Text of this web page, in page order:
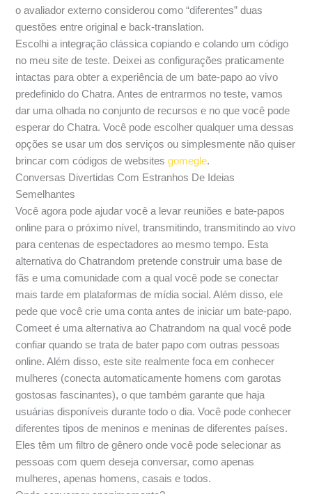
o avaliador externo considerou como “diferentes” duas
questões entre original e back-translation.
Escolhi a integração clássica copiando e colando um código
no meu site de teste. Deixei as configurações praticamente
intactas para obter a experiência de um bate-papo ao vivo
predefinido do Chatra. Antes de entrarmos no teste, vamos
dar uma olhada no conjunto de recursos e no que você pode
esperar do Chatra. Você pode escolher qualquer uma dessas
opções se usar um dos serviços ou simplesmente não quiser
brincar com códigos de websitesgomegle.
Conversas Divertidas Com Estranhos De Ideias
Semelhantes
Você agora pode ajudar você a levar reuniões e bate-papos
online para o próximo nível, transmitindo, transmitindo ao vivo
para centenas de espectadores ao mesmo tempo. Esta
alternativa do Chatrandom pretende construir uma base de
fãs e uma comunidade com a qual você pode se conectar
mais tarde em plataformas de mídia social. Além disso, ele
pede que você crie uma conta antes de iniciar um bate-papo.
Comeet é uma alternativa ao Chatrandom na qual você pode
confiar quando se trata de bater papo com outras pessoas
online. Além disso, este site realmente foca em conhecer
mulheres (conecta automaticamente homens com garotas
gostosas fascinantes), o que também garante que haja
usuárias disponíveis durante todo o dia. Você pode conhecer
diferentes tipos de meninos e meninas de diferentes países.
Eles têm um filtro de gênero onde você pode selecionar as
pessoas com quem deseja conversar, como apenas
mulheres, apenas homens, casais e todos.